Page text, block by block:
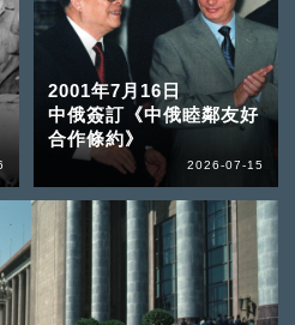
2001年7月16日
中俄簽訂《中俄睦鄰友好
合作條約》
2026-07-15